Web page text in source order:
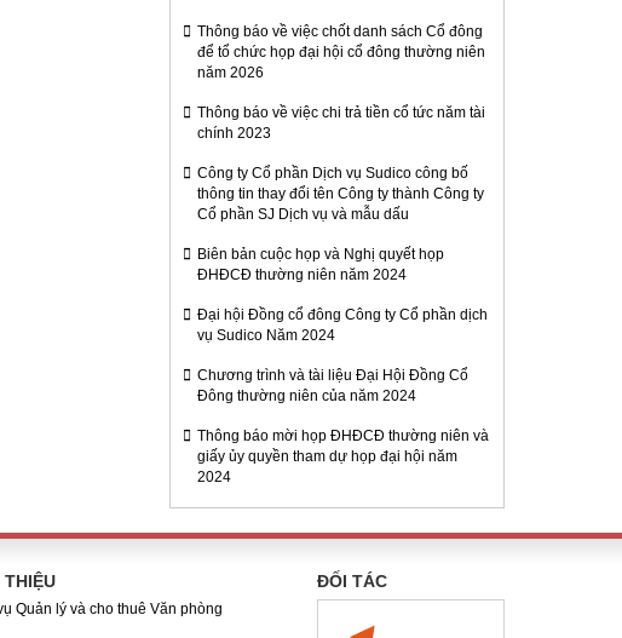
Thông báo về việc chốt danh sách Cổ đông
để tổ chức họp đại hội cổ đông thường niên
năm 2026
Thông báo về việc chi trả tiền cổ tức năm tài
chính 2023
Công ty Cổ phần Dịch vụ Sudico công bố
thông tin thay đổi tên Công ty thành Công ty
Cổ phần SJ Dịch vụ và mẫu dấu
Biên bản cuộc họp và Nghị quyết họp
ĐHĐCĐ thường niên năm 2024
Đại hội Đồng cổ đông Công ty Cổ phần dịch
vụ Sudico Năm 2024
Chương trình và tài liệu Đại Hội Đồng Cổ
Đông thường niên của năm 2024
Thông báo mời họp ĐHĐCĐ thường niên và
giấy ủy quyền tham dự họp đại hội năm
2024
THIỆU
Quản lý và cho thuê Văn phòng
ĐỐI TÁC